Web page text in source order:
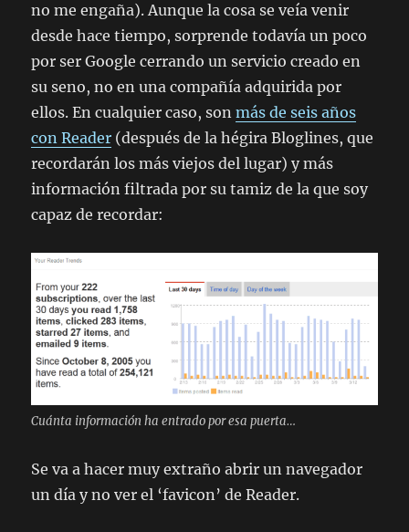
no me engaña). Aunque la cosa se veía venir
desde hace tiempo, sorprende todavía un poco
por ser Google cerrando un servicio creado en
su seno, no en una compañía adquirida por
ellos. En cualquier caso, sonmás de seis años
con Reader (después de la hégira Bloglines, que
recordarán los más viejos del lugar) y más
información filtrada por su tamiz de la que soy
capaz de recordar:
Cuánta información ha entrado por esa puerta…
Se va a hacer muy extraño abrir un navegador
un día y no ver el ‘favicon’ de Reader.